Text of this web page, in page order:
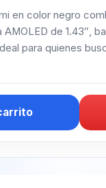
en color negro
de 1.43″,
para quienes